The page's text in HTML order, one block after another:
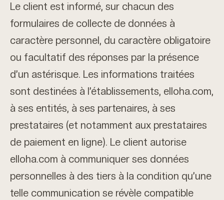
Le client est informé, sur chacun des
formulaires de collecte de données à
caractère personnel, du caractère obligatoire
ou facultatif des réponses par la présence
d’un astérisque. Les informations traitées
sont destinées à l’établissements, elloha.com,
à ses entités, à ses partenaires, à ses
prestataires (et notamment aux prestataires
de paiement en ligne). Le client autorise
elloha.com à communiquer ses données
personnelles à des tiers à la condition qu’une
telle communication se révèle compatible